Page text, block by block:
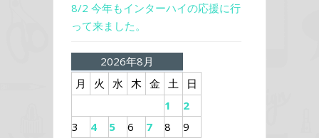
8/2 今年もインターハイの応援に行
って来ました。
2026年8月
月
火 水 木 金 土
日
1
2
3
4 5 6 7 8
9